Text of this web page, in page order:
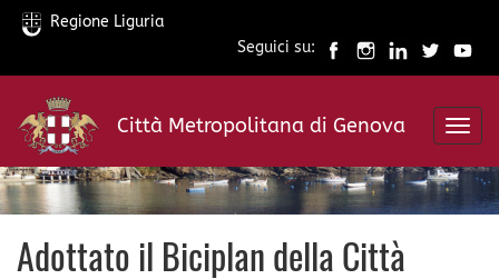
Salta
contenuto
principale
Regione Liguria
Seguici su:
Città Metropolitana di Genova
Adottato il Biciplan della Città